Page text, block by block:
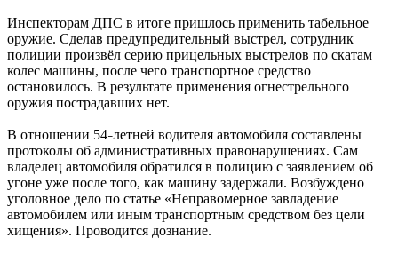
Инспекторам ДПС в итоге пришлось применить табельное
оружие. Сделав предупредительный выстрел, сотрудник
полиции произвёл серию прицельных выстрелов по скатам
колес машины, после чего транспортное средство
остановилось. В результате применения огнестрельного
оружия пострадавших нет.
В отношении 54–летней водителя автомобиля составлены
протоколы об административных правонарушениях. Сам
владелец автомобиля обратился в полицию с заявлением об
угоне уже после того, как машину задержали. Возбуждено
уголовное дело по статье «Неправомерное завладение
автомобилем или иным транспортным средством без цели
хищения». Проводится дознание.